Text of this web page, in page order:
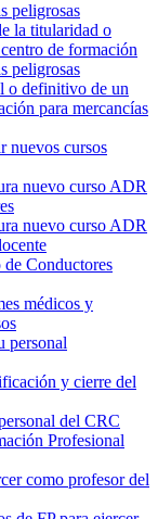
peligrosas
la titularidad o
de formación
peligrosas
o definitivo de un
para mercancías
nuevos cursos
nuevo curso ADR
nuevo curso ADR
Conductores
médicos y
personal
y cierre del
del CRC
Profesional
como profesor del